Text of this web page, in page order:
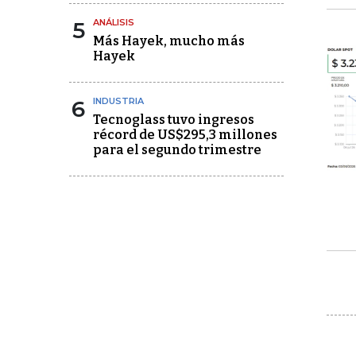
5 ANÁLISIS
Más Hayek, mucho más
Hayek
6 INDUSTRIA
Tecnoglass tuvo ingresos
récord de US$295,3 millones
para el segundo trimestre